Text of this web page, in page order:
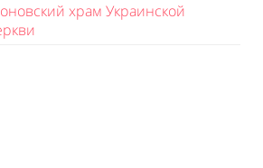
храм Украинской